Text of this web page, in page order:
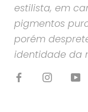
estilista, em
pigmentos
porém
identidade da